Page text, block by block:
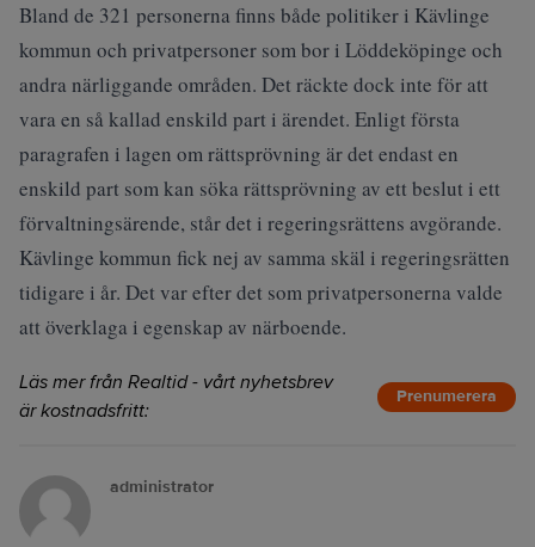
Bland de 321 personerna finns både politiker i Kävlinge
kommun och privatpersoner som bor i Löddeköpinge och
andra närliggande områden. Det räckte dock inte för att
vara en så kallad enskild part i ärendet. Enligt första
paragrafen i lagen om rättsprövning är det endast en
enskild part som kan söka rättsprövning av ett beslut i ett
förvaltningsärende, står det i regeringsrättens avgörande.
Kävlinge kommun fick nej av samma skäl i regeringsrätten
tidigare i år. Det var efter det som privatpersonerna valde
att överklaga i egenskap av närboende.
Läs mer från Realtid - vårt nyhetsbrev
är kostnadsfritt:
Prenumerera
administrator